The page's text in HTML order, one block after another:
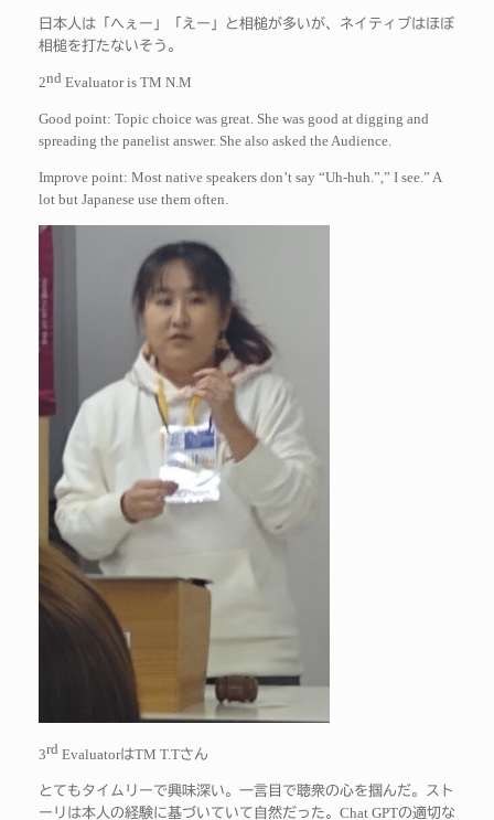
日本人は「へぇー」「えー」と相槌が多いが、ネイティブはほぼ
相槌を打たないそう。
2nd Evaluator is TM N.M
Good point: Topic choice was great. She was good at digging and
spreading the panelist answer. She also asked the Audience.
Improve point: Most native speakers don’t say “Uh-huh.”,” I see.” A
lot but Japanese use them often.
3rd EvaluatorはTM T.Tさん
とてもタイムリーで興味深い。一言目で聴衆の心を掴んだ。スト
ーリは本人の経験に基づいていて自然だった。 Chat GPTの適切な